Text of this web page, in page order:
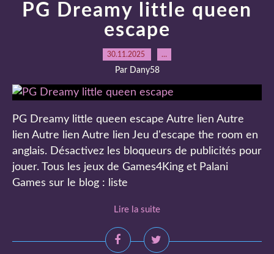
PG Dreamy little queen
escape
30.11.2025 …
Par Dany58
PG Dreamy little queen escape Autre lien Autre
lien Autre lien Autre lien Jeu d'escape the room en
anglais. Désactivez les bloqueurs de publicités pour
jouer. Tous les jeux de Games4King et Palani
Games sur le blog : liste
Lire la suite